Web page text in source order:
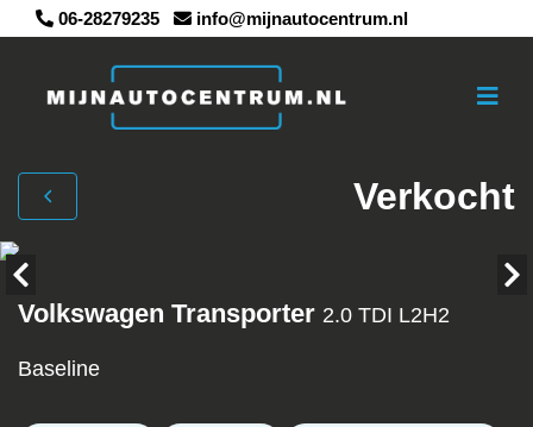
06-28279235 info@mijnautocentrum.nl
Verkocht
Volkswagen Transporter 2.0 TDI L2H2
Baseline